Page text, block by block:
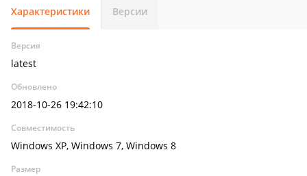
Характеристики Версии
Версия
latest
Обновлено
2018-10-26 19:42:10
Совместимость
Windows XP, Windows 7, Windows 8
Размер